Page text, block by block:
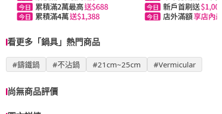
看更多「鍋具」熱門商品
#鑄鐵鍋 #不沾鍋 #21cm~25cm #Vermicular
尚無商品評價